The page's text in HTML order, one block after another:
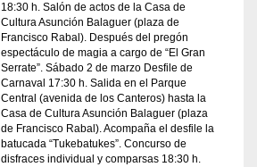
18:30 h. Salón de actos de la Casa de
Cultura Asunción Balaguer (plaza de
Francisco Rabal). Después del pregón
espectáculo de magia a cargo de “El Gran
Serrate”. Sábado 2 de marzo Desfile de
Carnaval 17:30 h. Salida en el Parque
Central (avenida de los Canteros) hasta la
Casa de Cultura Asunción Balaguer (plaza
de Francisco Rabal). Acompaña el desfile la
batucada “Tukebatukes”. Concurso de
disfraces individual y comparsas 18:30 h.